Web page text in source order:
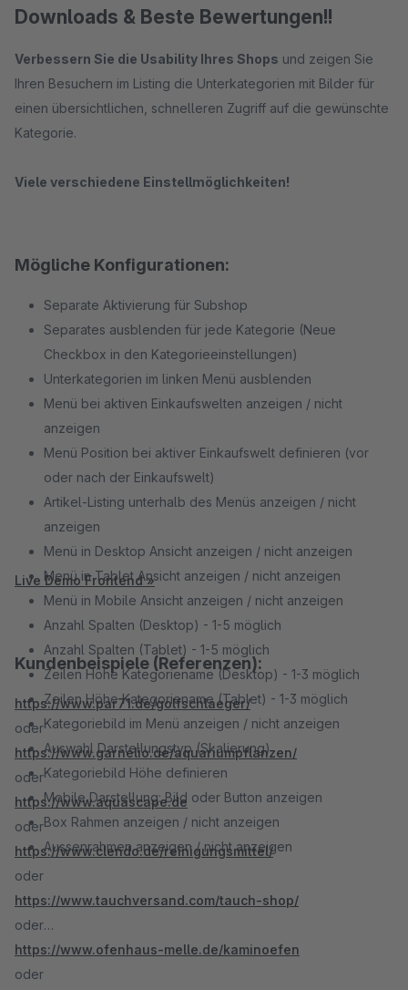
Downloads & Beste Bewertungen!!
Verbessern Sie die Usability Ihres Shops und zeigen Sie
Ihren Besuchern im Listing die Unterkategorien mit Bilder für
einen übersichtlichen, schnelleren Zugriff auf die gewünschte
Kategorie.
Viele verschiedene Einstellmöglichkeiten!
Mögliche Konfigurationen:
Separate Aktivierung für Subshop
Separates ausblenden für jede Kategorie (Neue
Checkbox in den Kategorieeinstellungen)
Unterkategorien im linken Menü ausblenden
Menü bei aktiven Einkaufswelten anzeigen / nicht
anzeigen
Menü Position bei aktiver Einkaufswelt definieren (vor
oder nach der Einkaufswelt)
Artikel-Listing unterhalb des Menüs anzeigen / nicht
anzeigen
Menü in Desktop Ansicht anzeigen / nicht anzeigen
Menü in Tablet Ansicht anzeigen / nicht anzeigen
Menü in Mobile Ansicht anzeigen / nicht anzeigen
Anzahl Spalten (Desktop) - 1-5 möglich
Anzahl Spalten (Tablet) - 1-5 möglich
Zeilen Höhe Kategoriename (Desktop) - 1-3 möglich
Zeilen Höhe Kategoriename (Tablet) - 1-3 möglich
Kategoriebild im Menü anzeigen / nicht anzeigen
Auswahl Darstellungstyp (Skalierung)
Kategoriebild Höhe definieren
Mobile Darstellung: Bild oder Button anzeigen
Box Rahmen anzeigen / nicht anzeigen
Aussenrahmen anzeigen / nicht anzeigen
Live Demo Frontend »
Kundenbeispiele (Referenzen):
https://www.par71.de/golfschlaeger/
oder
https://www.garnelio.de/aquariumpflanzen/
oder
https://www.aquascape.de
oder
https://www.clendo.de/reinigungsmittel/
oder
https://www.tauchversand.com/tauch-shop/
oder
https://www.ofenhaus-melle.de/kaminoefen
oder